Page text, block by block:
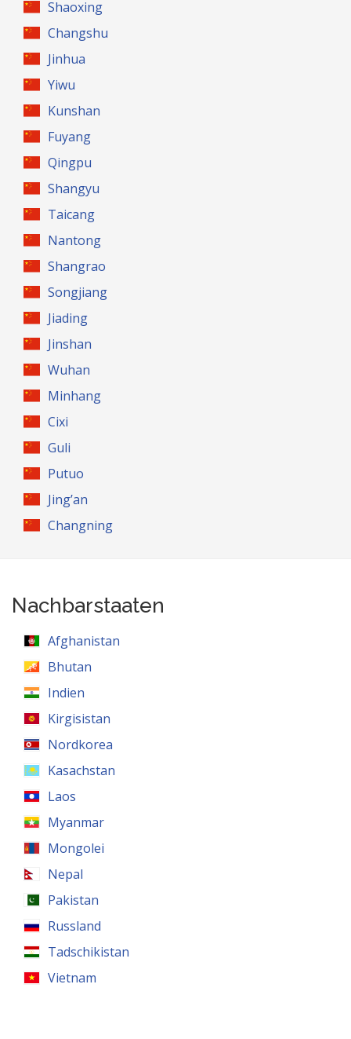
Shaoxing
Changshu
Jinhua
Yiwu
Kunshan
Fuyang
Qingpu
Shangyu
Taicang
Nantong
Shangrao
Songjiang
Jiading
Jinshan
Wuhan
Minhang
Cixi
Guli
Putuo
Jing’an
Changning
Nachbarstaaten
Afghanistan
Bhutan
Indien
Kirgisistan
Nordkorea
Kasachstan
Laos
Myanmar
Mongolei
Nepal
Pakistan
Russland
Tadschikistan
Vietnam